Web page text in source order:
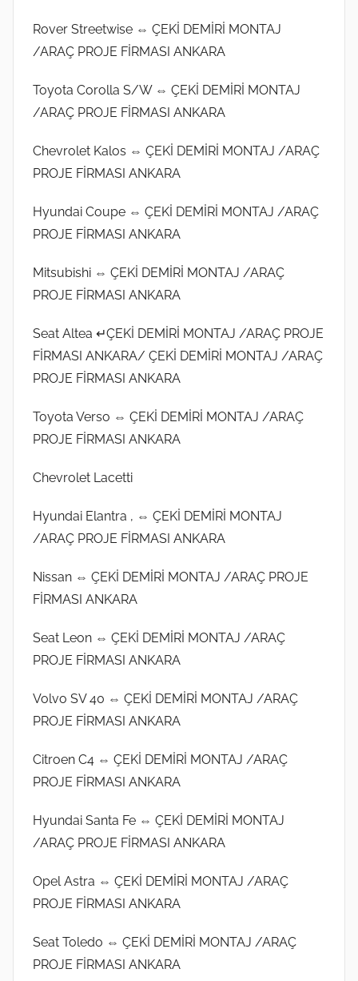
Rover Streetwise ⇔ ÇEKİ DEMİRİ MONTAJ
/ARAÇ PROJE FİRMASI ANKARA
Toyota Corolla S/W ⇔ ÇEKİ DEMİRİ MONTAJ
/ARAÇ PROJE FİRMASI ANKARA
Chevrolet Kalos ⇔ ÇEKİ DEMİRİ MONTAJ /ARAÇ
PROJE FİRMASI ANKARA
Hyundai Coupe ⇔ ÇEKİ DEMİRİ MONTAJ /ARAÇ
PROJE FİRMASI ANKARA
Mitsubishi ⇔ ÇEKİ DEMİRİ MONTAJ /ARAÇ
PROJE FİRMASI ANKARA
Seat Altea ↵ÇEKİ DEMİRİ MONTAJ /ARAÇ PROJE
FİRMASI ANKARA/ ÇEKİ DEMİRİ MONTAJ /ARAÇ
PROJE FİRMASI ANKARA
Toyota Verso ⇔ ÇEKİ DEMİRİ MONTAJ /ARAÇ
PROJE FİRMASI ANKARA
Chevrolet Lacetti
Hyundai Elantra , ⇔ ÇEKİ DEMİRİ MONTAJ
/ARAÇ PROJE FİRMASI ANKARA
Nissan ⇔ ÇEKİ DEMİRİ MONTAJ /ARAÇ PROJE
FİRMASI ANKARA
Seat Leon ⇔ ÇEKİ DEMİRİ MONTAJ /ARAÇ
PROJE FİRMASI ANKARA
Volvo SV 40 ⇔ ÇEKİ DEMİRİ MONTAJ /ARAÇ
PROJE FİRMASI ANKARA
Citroen C4 ⇔ ÇEKİ DEMİRİ MONTAJ /ARAÇ
PROJE FİRMASI ANKARA
Hyundai Santa Fe ⇔ ÇEKİ DEMİRİ MONTAJ
/ARAÇ PROJE FİRMASI ANKARA
Opel Astra ⇔ ÇEKİ DEMİRİ MONTAJ /ARAÇ
PROJE FİRMASI ANKARA
Seat Toledo ⇔ ÇEKİ DEMİRİ MONTAJ /ARAÇ
PROJE FİRMASI ANKARA